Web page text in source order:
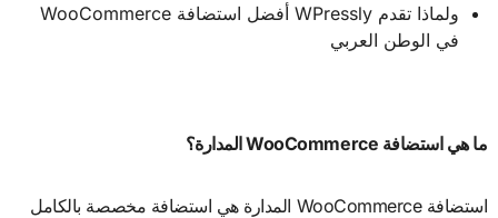
ولماذا تقدم WPressly أفضل استضافة WooCommerce
في الوطن العربي
ما هي استضافة المدارة؟
استضافة WooCommerce المدارة هي استضافة مخصصة بالكامل